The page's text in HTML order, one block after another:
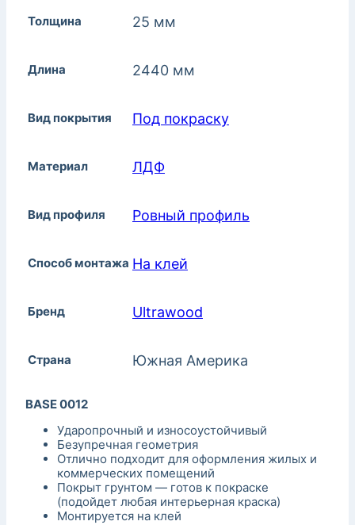
Толщина 25 мм
Длина 2440 мм
Вид покрытия Под покраску
Материал ЛДФ
Вид профиля Ровный профиль
Способ монтажа На клей
Бренд Ultrawood
Страна Южная Америка
BASE 0012
Ударопрочный и износоустойчивый
Безупречная геометрия
Отлично подходит для оформления жилых и
коммерческих помещений
Покрыт грунтом — готов к покраске
(подойдет любая интерьерная краска)
Монтируется на клей